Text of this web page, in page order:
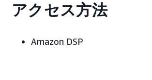
アクセス方法
Amazon DSP